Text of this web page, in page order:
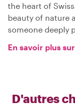
the heart of
beauty of nature
someone deeply
En savoir plus
D'autres